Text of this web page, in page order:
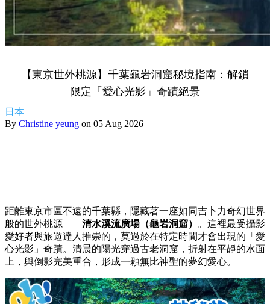
【東京世外桃源】千葉龜岩洞窟秘境指南：解鎖
限定「愛心光影」奇蹟絕景
日本
By Christine yeung on 05 Aug 2026
距離東京市區不遠的千葉縣，隱藏著一座如同吉卜力奇幻世界
般的世外桃源——清水溪流廣場（龜岩洞窟） 。這裡最受攝影
愛好者與旅遊達人推崇的，莫過於在特定時間才會出現的「愛
心光影」奇蹟。清晨的陽光穿過古老洞窟，折射在平靜的水面
上，與倒影完美重合，形成一顆無比神聖的夢幻愛心。